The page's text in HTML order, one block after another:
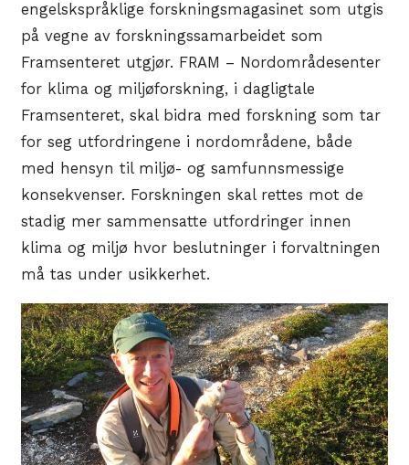
engelskspråklige forskningsmagasinet som utgis
på vegne av forskningssamarbeidet som
Framsenteret utgjør. FRAM – Nordområdesenter
for klima og miljøforskning, i dagligtale
Framsenteret, skal bidra med forskning som tar
for seg utfordringene i nordområdene, både
med hensyn til miljø- og samfunnsmessige
konsekvenser. Forskningen skal rettes mot de
stadig mer sammensatte utfordringer innen
klima og miljø hvor beslutninger i forvaltningen
må tas under usikkerhet.